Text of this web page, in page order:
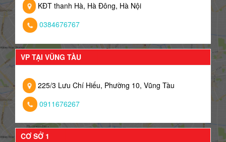
KĐT thanh Hà, Hà Đông, Hà Nội
0384676767
VP TẠI VŨNG TÀU
225/3 Lưu Chí Hiếu, Phường 10, Vũng Tàu
0911676267
CƠ SỞ 1